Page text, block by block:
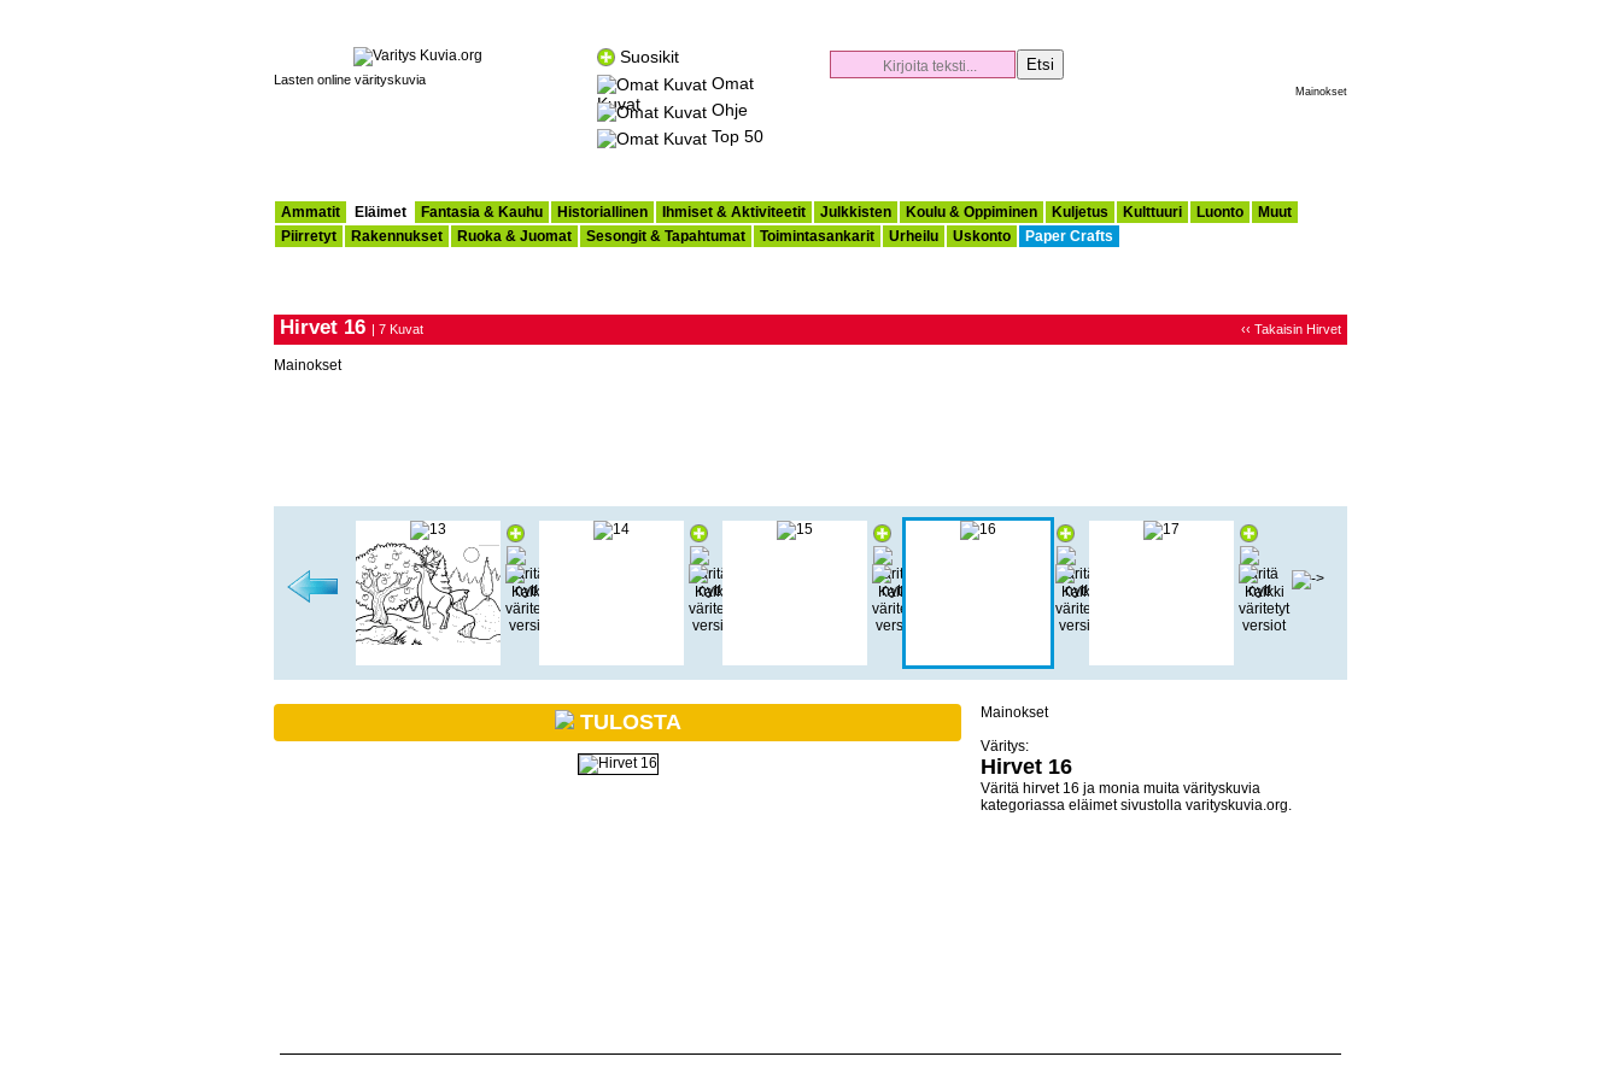
Lasten online värityskuvia
Suosikit
Omat
Kuvat
Ohje
Top 50
Mainokset
Ammatit Eläimet Fantasia & Kauhu Historiallinen Ihmiset & Aktiviteetit Julkkisten Koulu & Oppiminen Kuljetus Kulttuuri Luonto
Muut
Piirretyt
Rakennukset Ruoka & Juomat Sesongit & Tapahtumat Toimintasankarit Urheilu Uskonto Paper Crafts
Hirvet 16 | 7 Kuvat ‹‹ Takaisin Hirvet
Mainokset
TULOSTA
Mainokset
Väritys:
Hirvet 16
Väritä hirvet 16 ja monia muita värityskuvia
kategoriassa eläimet sivustolla varityskuvia.org.